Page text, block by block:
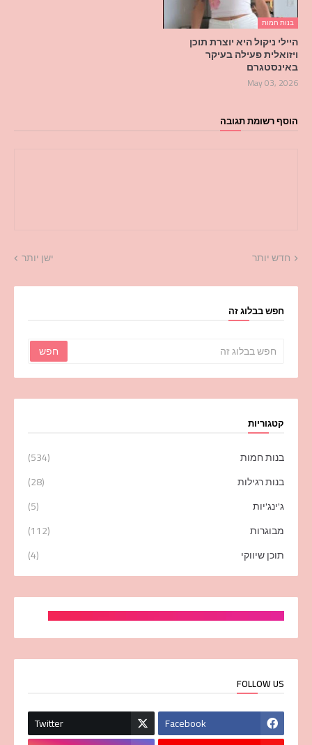
בנות חמות
היילי ניקול היא יוצרת תוכן
ויזואלית פעילה בעיקר
באינסטגרם
May 03, 2026
הוסף רשומת תגובה
חדש יותר ישן יותר
חפש בבלוג זה
קטגוריות
בנות חמות
(534)
בנות רגילות
(28)
ג'ינג'יות
(5)
מבוגרות
(112)
תוכן שיווקי
(4)
FOLLOW US
Facebook
Twitter